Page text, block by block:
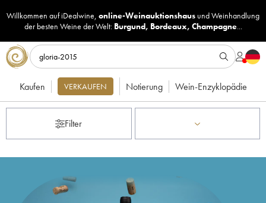
Willkommen auf iDealwine, online-Weinauktionshaus undWeinhandlung
der besten Weine der Welt: Burgund, Bordeaux, Champagne...
Kaufen VERKAUFEN Notierung Wein-Enzyklopädie
Filter